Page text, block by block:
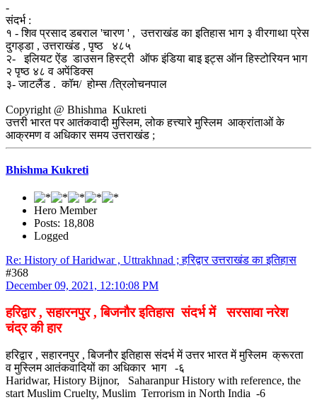
-
संदर्भ :
१ - शिव प्रसाद डबराल 'चारण ' , उत्तराखंड का इतिहास भाग ३ वीरगाथा प्रेस
दुगड्डा , उत्तराखंड , पृष्ठ ४८५
२- इलियट ऐंड डाउसन हिस्ट्री ऑफ इंडिया बाइ इट्स ऑन हिस्टोरियन भाग
२ पृष्ठ ४८ व अपेंडिक्स
३- जाटलैंड . कॉम/ होम्स /त्रिलोचनपाल
Copyright @ Bhishma Kukreti
उत्तरी भारत पर आतंकवादी मुस्लिम, लोक हत्त्यारे मुस्लिम आक्रांताओं के
आक्रमण व अधिकार समय उत्तराखंड ;
Bhishma Kukreti
Hero Member
Posts: 18,808
Logged
Re: History of Haridwar , Uttrakhnad ; हरिद्वार उत्तराखंड का इतिहास
#368
December 09, 2021, 12:10:08 PM
हरिद्वार , सहारनपुर , बिजनौर इतिहास संदर्भ में सरसावा नरेश
चंद्र की हार
हरिद्वार , सहारनपुर , बिजनौर इतिहास संदर्भ में उत्तर भारत में मुस्लिम क्रूरता
व मुस्लिम आतंकवादियों का अधिकार भाग -६
Haridwar, History Bijnor, Saharanpur History with reference, the
start Muslim Cruelty, Muslim Terrorism in North India -6